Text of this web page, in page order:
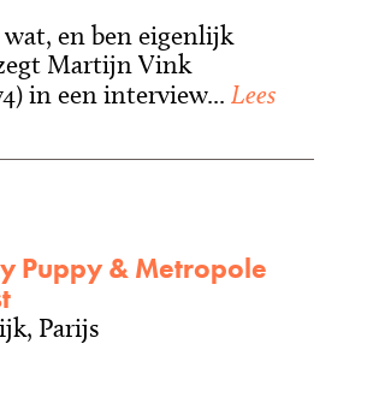
wat, en ben eigenlijk
Martijn Vink
in een interview... Lees
Puppy & Metropole
Parijs